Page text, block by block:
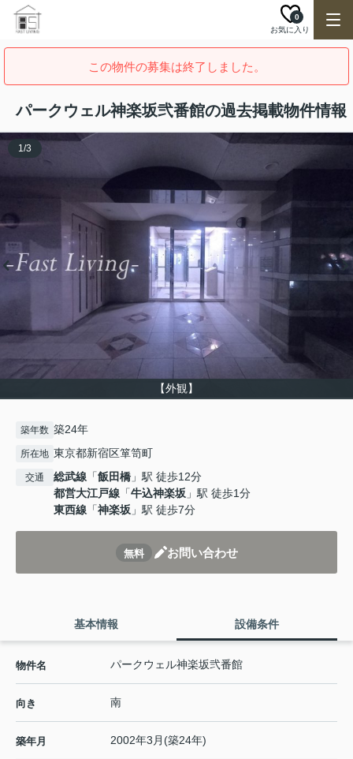
お気に入り
0
この物件の募集は終了しました。
パークウェル神楽坂弐番館の過去掲載物件情報
【外観】
1/3
築年数 築24年
所在地 東京都新宿区箪笥町
交通 総武線 「飯田橋 」駅 徒歩12分
都営大江戸線 「牛込神楽坂 」駅 徒歩1分
東西線 「神楽坂 」駅 徒歩7分
無料 お問い合わせ
基本情報 設備条件
物件名 パークウェル神楽坂弐番館
向き 南
築年月 2002年3月(築24年)